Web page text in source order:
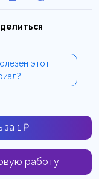
этот
за 1 ₽
работу